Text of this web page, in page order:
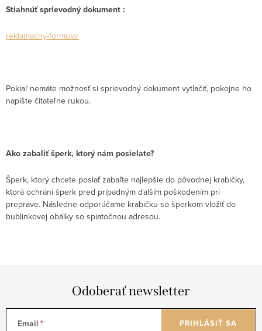
Stiahnúť sprievodný dokument :
reklamacny-formular
Pokiaľ nemáte možnosť si sprievodný dokument vytlačiť, pokojne ho
napíšte čitateľne rukou.
Ako zabaliť šperk, ktorý nám posielate?
Šperk, ktorý chcete poslať zabaľte najlepšie do pôvodnej krabičky,
ktorá ochráni šperk pred prípadným ďalším poškodením pri
preprave. Následne odporúčame krabičku so šperkom vložiť do
bublinkovej obálky so spiatočnou adresou.
Odoberať newsletter
Email PRIHLÁSIŤ SA